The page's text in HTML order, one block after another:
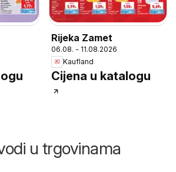
Rijeka Zamet
06.08. - 11.08.2026
Kaufland
Cijena u katalogu
u trgovinama